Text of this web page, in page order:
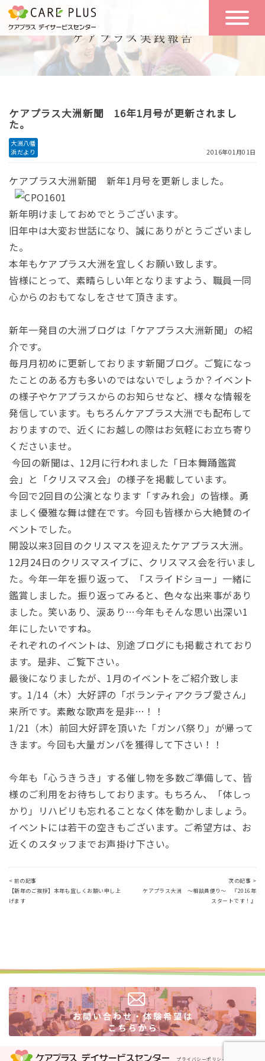
こんな方に
おすすめ
一日の流れ
一日体験
空き状況
ケアプラス大洲新聞 16年1月号が更新されまし
た。
大洲八幡
浜だより
2016年01月01日
ケアプラス大洲新聞 新年1月号を更新しました。
新年明けましておめでとうございます。
旧年中は大変お世話になり、誠にありがとうございまし
た。
本年もケアプラス大洲を宜しくお願い致します。
皆様にとって、素晴らしい年となりますよう、職員一同
心からのおもてなしをさせて頂きます。
新年一発目の大洲ブログは「ケアプラス大洲新聞」の紹
介です。
毎月月初めに更新しております新聞ブログ。ご覧になっ
たことのある方も多いのではないでしょうか？イベント
の様子やケアプラスからのお知らせなど、様々な情報を
発信しています。もちろんケアプラス大洲でも配布して
おりますので、近くにお越しの際はお気軽にお立ち寄り
くださいませ。
今回の新聞は、12月に行われました「日本舞踊鑑賞
会」と「クリスマス会」の様子を掲載しています。
今回で2回目の公演となります「すみれ会」の皆様。勇
ましく優雅な舞は健在です。今回も皆様から大絶賛のイ
ベントでした。
開設以来3回目のクリスマスを迎えたケアプラス大洲。
12月24日のクリスマスイブに、クリスマス会を行いまし
た。今年一年を振り返って、「スライドショー」一緒に
鑑賞しました。振り返ってみると、色々な出来事があり
ました。笑いあり、涙あり…今年もそんな思い出深い1
年にしたいですね。
それぞれのイベントは、別途ブログにも掲載されており
ます。是非、ご覧下さい。
最後になりましたが、1月のイベントをご紹介致しま
す。1/14（木）大好評の「ボランティアクラブ愛さん」
来所です。素敵な歌声を是非…！！
1/21（木）前回大好評を頂いた「ガンバ祭り」が帰って
きます。今回も大量ガンバを獲得して下さい！！
今年も「心うきうき」する催し物を多数ご準備して、皆
様のご利用をお待ちしております。もちろん、「体しっ
かり」リハビリも忘れることなく体を動かしましょう。
イベントには若干の空きもございます。ご希望方は、お
近くのスタッフまでお声掛け下さい。
< 前の記事
【新年のご挨拶】本年も宜しくお願い申し上
げます
次の記事 >
ケアプラス大洲 ～相談員便り～ 『2016年
スタートです！』
プライバシーポリシー